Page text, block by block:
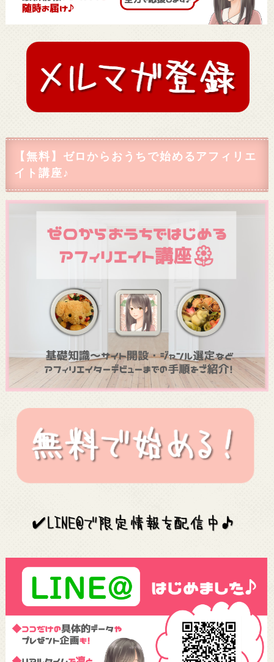
【無料】ゼロからおうちで始めるアフィリエ
イト講座♪